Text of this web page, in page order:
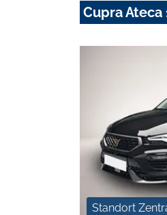
Cupra Ateca
Standort